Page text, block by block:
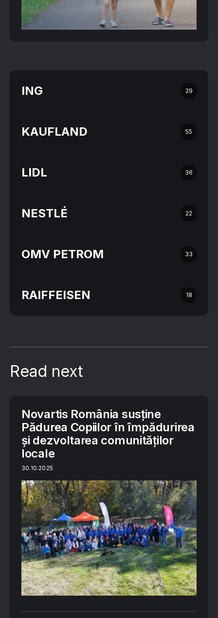
ING 29
KAUFLAND 55
LIDL 36
NESTLÉ 22
OMV PETROM 33
RAIFFEISEN 18
Read next
Novartis România susține
Pădurea Copiilor în împădurirea
și dezvoltarea comunităților
locale
30.10.2025